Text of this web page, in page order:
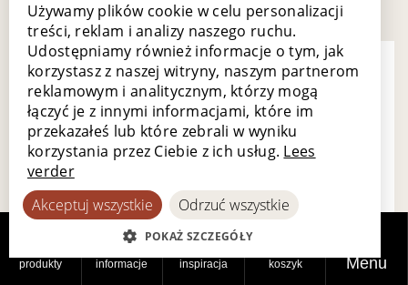
produkty informacje inspiracja koszyk Menu
ENGLISH
POLISH
FRENCH
Używamy plików cookie w celu personalizacji
treści, reklam i analizy naszego ruchu.
Udostępniamy również informacje o tym, jak
korzystasz z naszej witryny, naszym partnerom
reklamowym i analitycznym, którzy mogą
łączyć je z innymi informacjami, które im
przekazałeś lub które zebrali w wyniku
korzystania przez Ciebie z ich usług. Lees
verder
Akceptuj wszystkie
Odrzuć wszystkie
POKAŻ SZCZEGÓŁY